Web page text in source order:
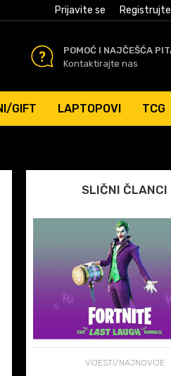
PLATNIM KARTICAMA
Prijavite se
POMOĆ I NAJČEŠĆA
Kontaktirajte nas
GIFT LAPTOPOVI TCG
SLIČNI ČLANCI
VIJESTI/NAJNOVIJE